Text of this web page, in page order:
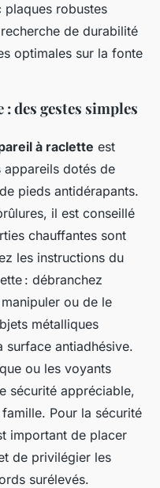
plaques robustes
de durabilité
optimales sur la fonte
des gestes simples
à raclette est
appareils dotés de
pieds antidérapants.
il est conseillé
chauffantes sont
les instructions du
: débranchez
ou de le
métalliques
surface antiadhésive.
ou les voyants
sécurité appréciable,
Pour la sécurité
important de placer
de privilégier les
surélevés.